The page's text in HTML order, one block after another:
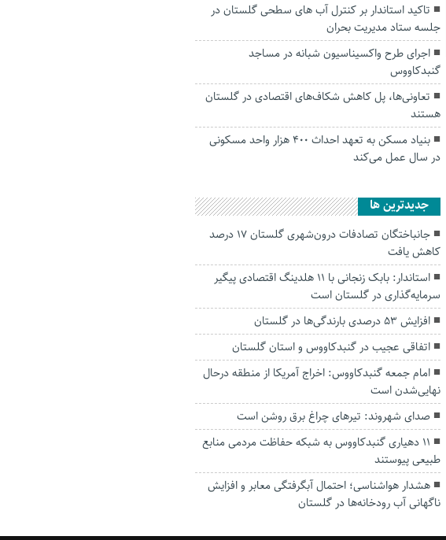
تاکید استاندار بر کنترل آب های سطحی گلستان در
جلسه ستاد مدیریت بحران
اجرای طرح واکسیناسیون شبانه در مساجد
گنبدکاووس
تعاونی‌ها، پل کاهش شکاف‌های اقتصادی در گلستان
هستند
بنیاد مسکن به تعهد احداث ۴۰۰ هزار واحد مسکونی
در سال عمل می‌کند
جديدترين ها
جانباختگان تصادفات درون‌شهری گلستان ۱۷ درصد
کاهش یافت
استاندار: بابک زنجانی با ۱۱ هلدینگ اقتصادی پیگیر
سرمایه‌گذاری در گلستان است
افزایش ۵۳ درصدی بارندگی‌ها در گلستان
اتفاقی عجیب در‌ گنبدکاووس و استان گلستان
امام جمعه گنبدکاووس: اخراج آمریکا از منطقه درحال
نهایی‌شدن است
صدای شهروند: تیرهای چراغ برق روشن است
۱۱ دهیاری گنبدکاووس به شبکه حفاظت مردمی منابع
طبیعی پیوستند
هشدار هواشناسی؛ احتمال آبگرفتگی معابر و افزایش
ناگهانی آب رودخانه‌ها در گلستان